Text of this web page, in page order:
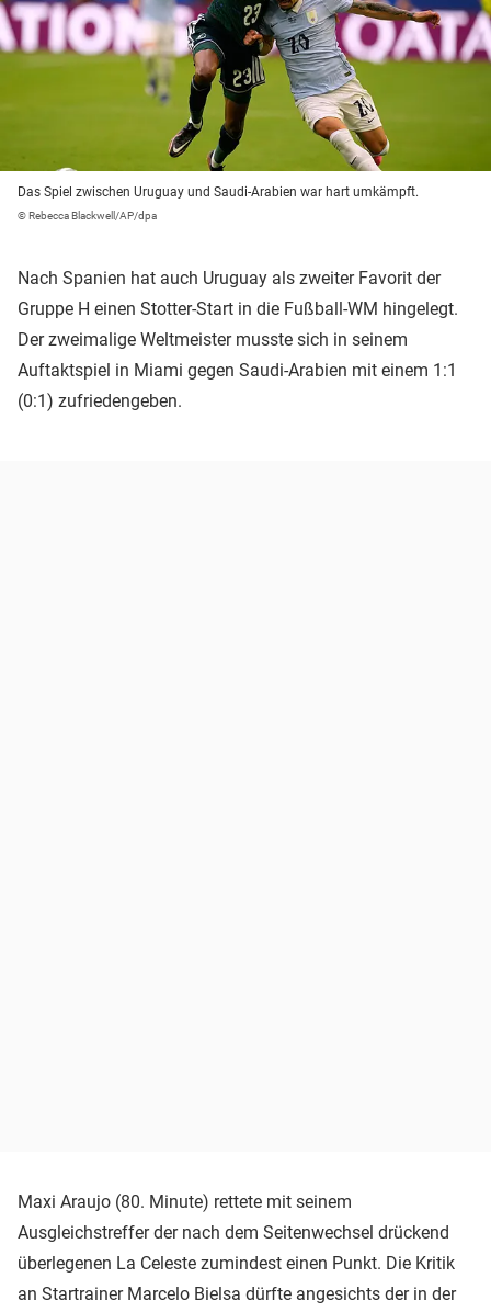
Das Spiel zwischen Uruguay und Saudi-Arabien war hart umkämpft.
© Rebecca Blackwell/AP/dpa
Nach Spanien hat auch Uruguay als zweiter Favorit der
Gruppe H einen Stotter-Start in die Fußball-WM hingelegt.
Der zweimalige Weltmeister musste sich in seinem
Auftaktspiel in Miami gegen Saudi-Arabien mit einem 1:1
(0:1) zufriedengeben.
Maxi Araujo (80. Minute) rettete mit seinem
Ausgleichstreffer der nach dem Seitenwechsel drückend
überlegenen La Celeste zumindest einen Punkt. Die Kritik
an Startrainer Marcelo Bielsa dürfte angesichts der in der